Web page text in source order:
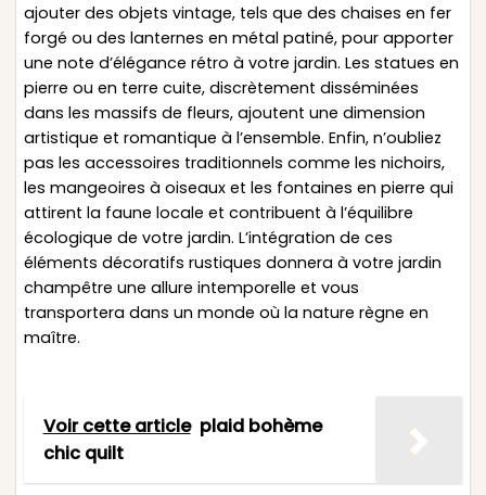
ajouter des objets vintage, tels que des chaises en fer
forgé ou des lanternes en métal patiné, pour apporter
une note d’élégance rétro à votre jardin. Les statues en
pierre ou en terre cuite, discrètement disséminées
dans les massifs de fleurs, ajoutent une dimension
artistique et romantique à l’ensemble. Enfin, n’oubliez
pas les accessoires traditionnels comme les nichoirs,
les mangeoires à oiseaux et les fontaines en pierre qui
attirent la faune locale et contribuent à l’équilibre
écologique de votre jardin. L’intégration de ces
éléments décoratifs rustiques donnera à votre jardin
champêtre une allure intemporelle et vous
transportera dans un monde où la nature règne en
maître.
Voir cette article plaid bohème
chic quilt